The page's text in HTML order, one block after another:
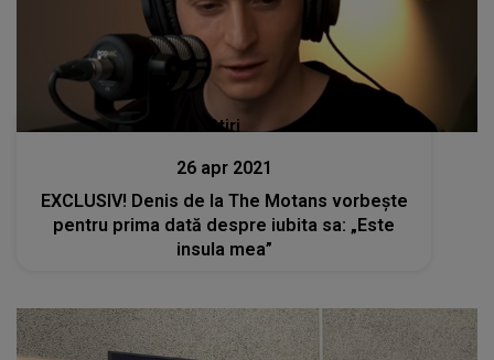
Stiri
26 apr 2021
EXCLUSIV! Denis de la The Motans vorbește
pentru prima dată despre iubita sa: „Este
insula mea”